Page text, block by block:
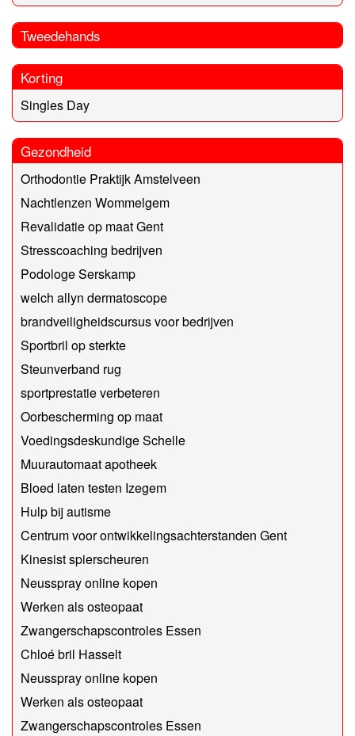
Tweedehands
Korting
Singles Day
Gezondheid
Orthodontie Praktijk Amstelveen
Nachtlenzen Wommelgem
Revalidatie op maat Gent
Stresscoaching bedrijven
Podologe Serskamp
welch allyn dermatoscope
brandveiligheidscursus voor bedrijven
Sportbril op sterkte
Steunverband rug
sportprestatie verbeteren
Oorbescherming op maat
Voedingsdeskundige Schelle
Muurautomaat apotheek
Bloed laten testen Izegem
Hulp bij autisme
Centrum voor ontwikkelingsachterstanden Gent
Kinesist spierscheuren
Neusspray online kopen
Werken als osteopaat
Zwangerschapscontroles Essen
Chloé bril Hasselt
Neusspray online kopen
Werken als osteopaat
Zwangerschapscontroles Essen